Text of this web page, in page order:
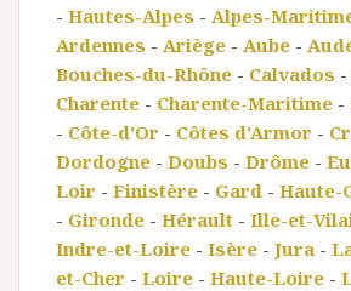
- Hautes-Alpes - Alpes-
Ardennes - Ariège - Aube -
Bouches-du-Rhône - Calvados -
Charente - Charente-Maritime -
- Côte-d'Or - Côtes d'Armor -
Dordogne - Doubs - Drôme -
Loir - Finistère - Gard - Haute-
- Gironde - Hérault - Ille-et-
Indre-et-Loire - Isère - Jura -
et-Cher - Loire - Haute-Loire -